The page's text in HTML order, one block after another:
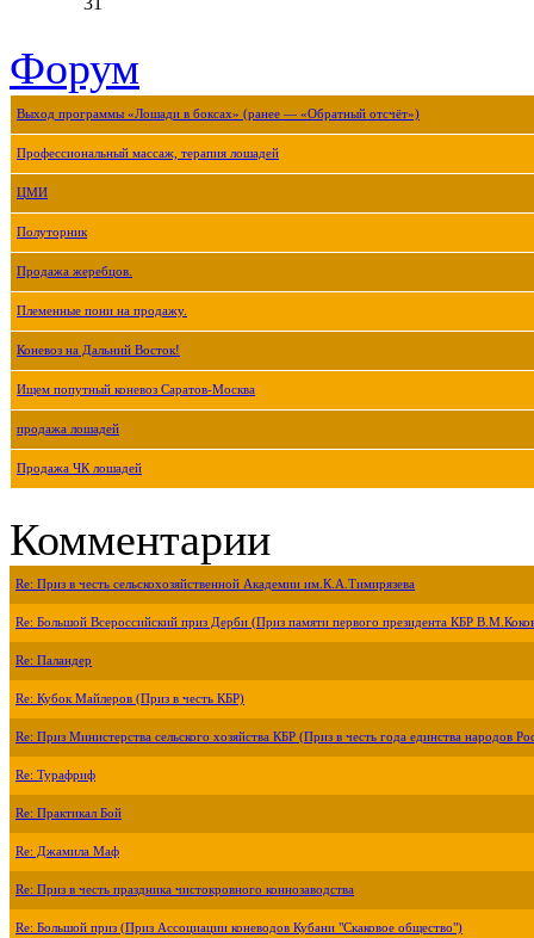
Форум
Выход программы «Лошади в боксах» (ранее — «Обратный отсчёт»)
Профессиональный массаж, терапия лошадей
ЦМИ
Полуторник
Продажа жеребцов.
Племенные пони на продажу.
Коневоз на Дальний Восток!
Ищем попутный коневоз Саратов-Москва
продажа лошадей
Продажа ЧК лошадей
Комментарии
Re: Приз в честь сельскохозяйственной Академии им.К.А.Тимирязева
Re: Большой Всероссийский приз Дерби (Приз памяти первого президента КБР
Re: Паландер
Re: Кубок Майлеров (Приз в честь КБР)
Re: Приз Министерства сельского хозяйства КБР (Приз в честь года единства народов
Re: Турафриф
Re: Практикал Бой
Re: Джамила Маф
Re: Приз в честь праздника чистокровного коннозаводства
Re: Большой приз (Приз Ассоциации коневодов Кубани "Скаковое общество")